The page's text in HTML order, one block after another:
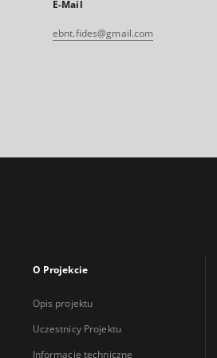
E-Mail
ebnt.fides@gmail.com
O Projekcie
Opis projektu
Uczestnicy Projektu
Informacje techniczne